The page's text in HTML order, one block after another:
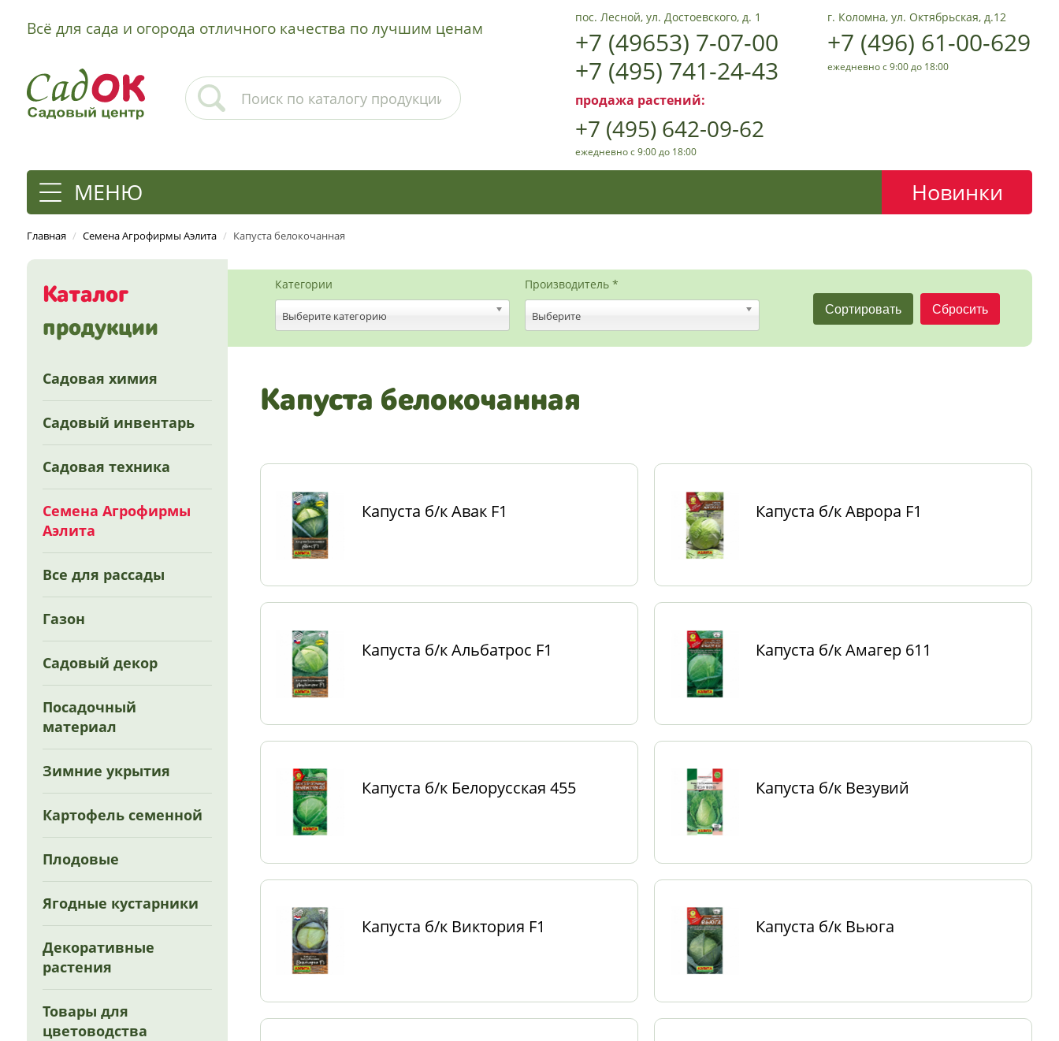
Всё для сада и огорода отличного качества по лучшим ценам
пос. Лесной, ул. Достоевского, д. 1
+7 (49653) 7-07-00
+7 (495) 741-24-43
продажа растений:
+7 (495) 642-09-62
ежедневно с 9:00 до 18:00
г. Коломна, ул. Октябрьская, д.12
+7 (496) 61-00-629
ежедневно с 9:00 до 18:00
МЕНЮ Новинки
Главная / Семена Агрофирмы Аэлита / Капуста белокочанная
Каталог
продукции
Садовая химия
Садовый инвентарь
Садовая техника
Семена Агрофирмы
Аэлита
Все для рассады
Газон
Садовый декор
Посадочный
материал
Зимние укрытия
Картофель семенной
Плодовые
Ягодные кустарники
Декоративные
растения
Товары для
цветоводства
Категории
Выберите категорию
Производитель *
Выберите
Капуста белокочанная
Капуста б/к Авак F1 Капуста б/к Аврора F1
Капуста б/к Альбатрос F1 Капуста б/к Амагер 611
Капуста б/к Белорусская 455 Капуста б/к Везувий
Капуста б/к Виктория F1 Капуста б/к Вьюга